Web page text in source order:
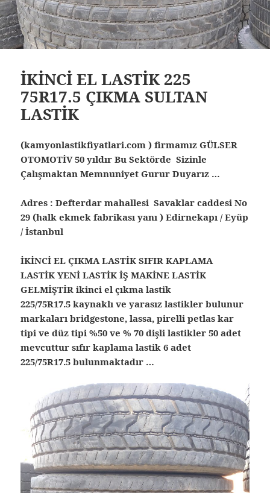
İKİNCİ EL LASTİK 225
75R17.5 ÇIKMA SULTAN
LASTİK
(kamyonlastikfiyatlari.com ) firmamız GÜLSER
OTOMOTİV 50 yıldır Bu Sektörde Sizinle
Çalışmaktan Memnuniyet Gurur Duyarız …
Adres : Defterdar mahallesi Savaklar caddesi No
29 (halk ekmek fabrikası yanı ) Edirnekapı / Eyüp
/ İstanbul
İKİNCİ EL ÇIKMA LASTİK SIFIR KAPLAMA
LASTİK YENİ LASTİK İŞ MAKİNE LASTİK
GELMİŞTİR ikinci el çıkma lastik
225/75R17.5 kaynaklı ve yarasız lastikler bulunur
markaları bridgestone, lassa, pirelli petlas kar
tipi ve düz tipi %50 ve % 70 dişli lastikler 50 adet
mevcuttur sıfır kaplama lastik 6 adet
225/75R17.5 bulunmaktadır …